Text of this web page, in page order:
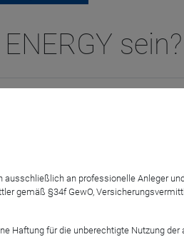
sein?
gesamte Bandbreite
von Energien, bis zu ihrer
und wie lässt er sich aus Sicht
an professionelle Anleger
gemäß §34f GewO,
Haftung für die unberechtigte Nutzung